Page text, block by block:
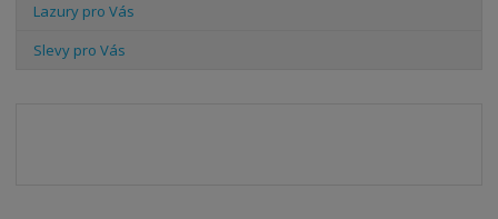
Lazury pro Vás
Slevy pro Vás